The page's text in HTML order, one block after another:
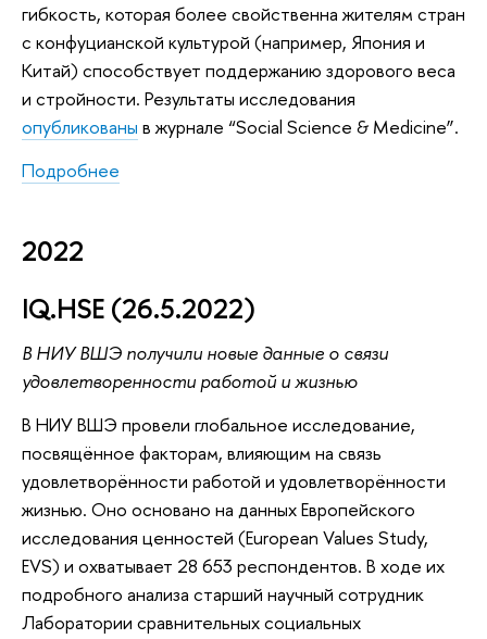
гибкость, которая более свойственна жителям стран
с конфуцианской культурой (например, Япония и
Китай) способствует поддержанию здорового веса
и стройности. Результаты исследования
опубликованы в журнале “Social Science & Medicine”.
Подробнее
2022
IQ.HSE (26.5.2022)
В НИУ ВШЭ получили новые данные о связи
удовлетворенности работой и жизнью
В НИУ ВШЭ провели глобальное исследование,
посвящённое факторам, влияющим на связь
удовлетворённости работой и удовлетворённости
жизнью. Оно основано на данных Европейского
исследования ценностей (European Values Study,
EVS) и охватывает 28 653 респондентов. В ходе их
подробного анализа старший научный сотрудник
Лаборатории сравнительных социальных